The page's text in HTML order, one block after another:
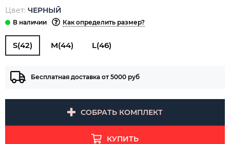
Цвет: ЧЕРНЫЙ
Как определить размер?
S(42) M(44) L(46)
Бесплатная доставка от 5000 руб
СОБРАТЬ КОМПЛЕКТ
КУПИТЬ